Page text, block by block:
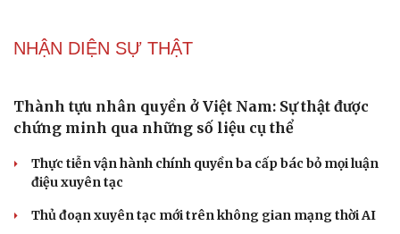
NHẬN DIỆN SỰ THẬT
Thành tựu nhân quyền ở Việt Nam: Sự thật được
chứng minh qua những số liệu cụ thể
Thực tiễn vận hành chính quyền ba cấp bác bỏ mọi luận
điệu xuyên tạc
Thủ đoạn xuyên tạc mới trên không gian mạng thời AI